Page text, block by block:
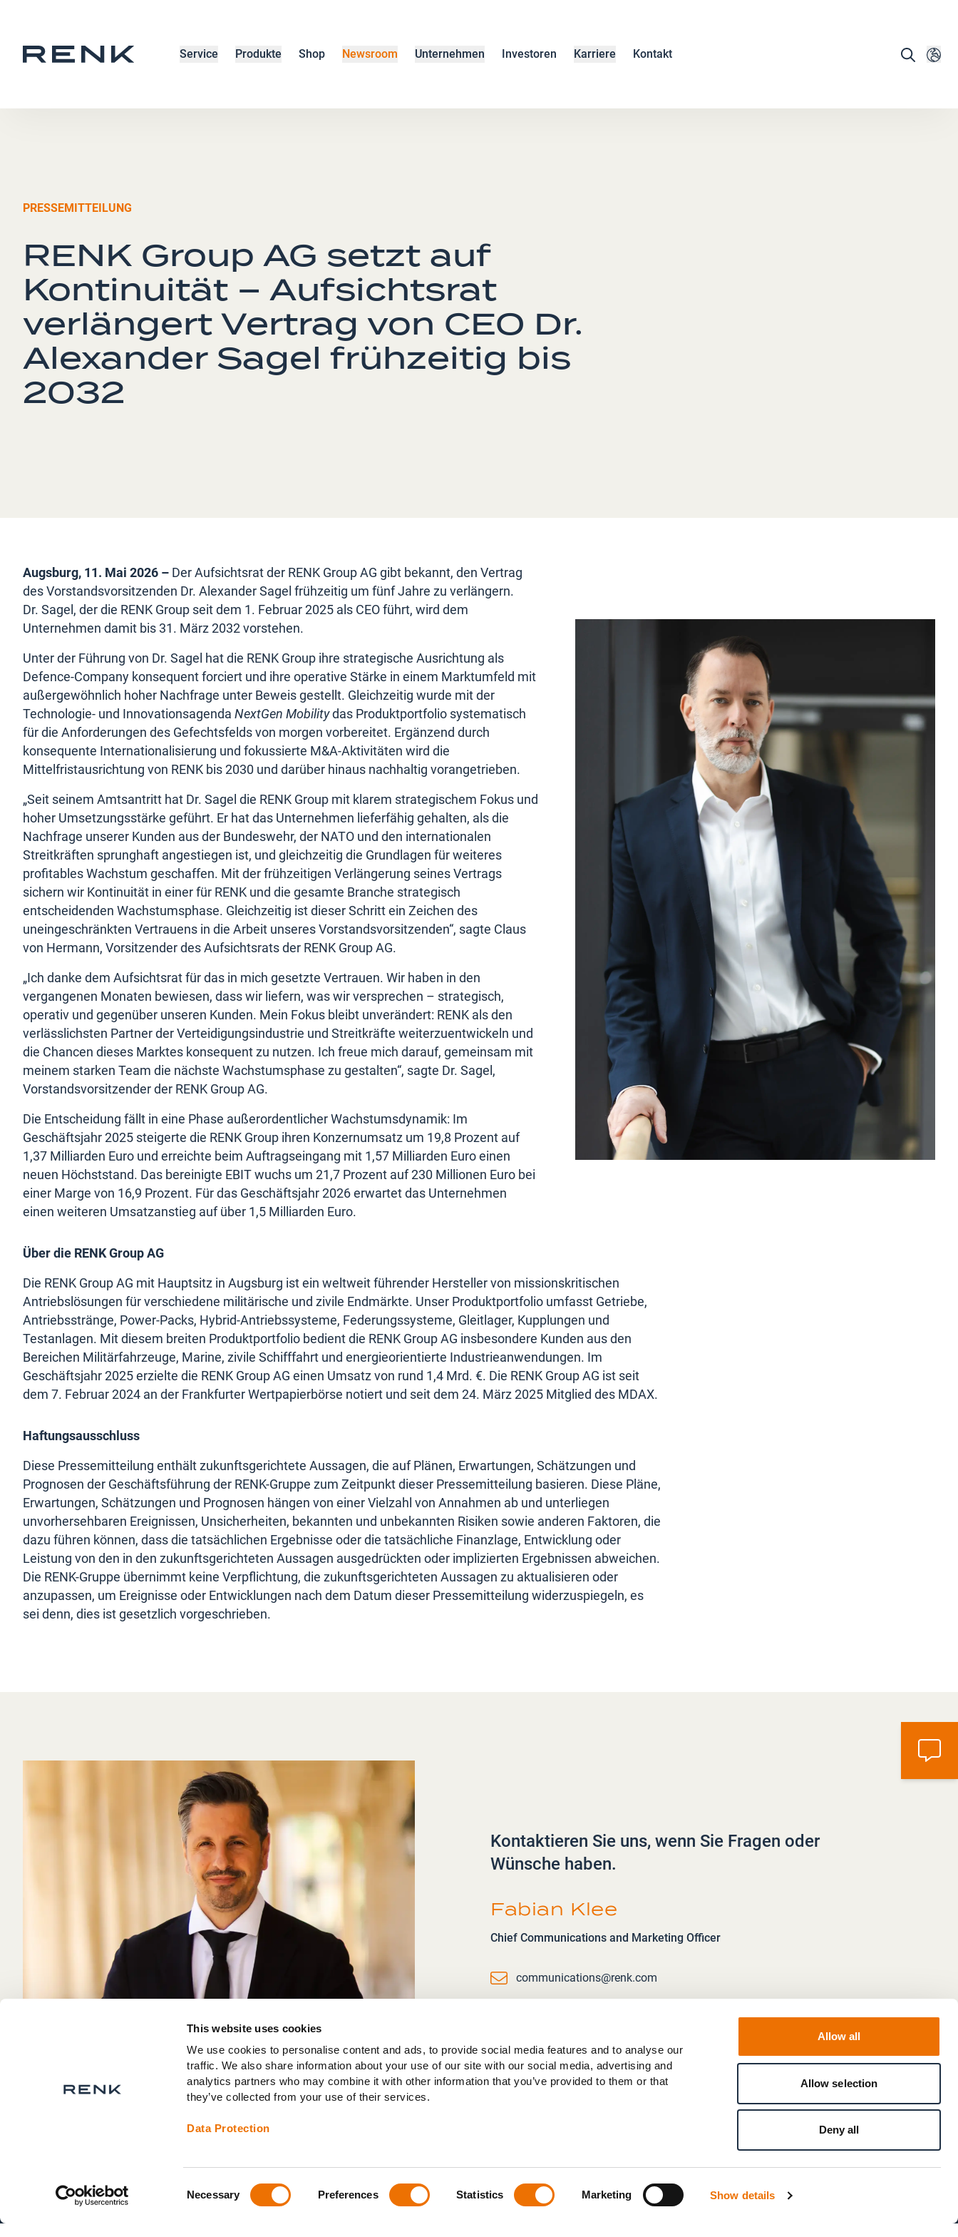
This website uses cookies
We use cookies to personalise content and ads, to provide social media features and to analyse our
traffic. We also share information about your use of our site with our social media, advertising and
analytics partners who may combine it with other information that you’ve provided to them or that
they’ve collected from your use of their services.
Data Protection
Necessary Preferences Statistics Marketing Show details
Allow all
Allow selection
Deny all
Service Produkte Shop Newsroom Unternehmen Investoren Karriere Kontakt
PRESSEMITTEILUNG
RENK Group AG setzt auf
Kontinuität – Aufsichtsrat
verlängert Vertrag von CEO Dr.
Alexander Sagel frühzeitig bis
2032
Augsburg, 11. Mai 2026 – Der Aufsichtsrat der RENK Group AG gibt bekannt, den Vertrag
des Vorstandsvorsitzenden Dr. Alexander Sagel frühzeitig um fünf Jahre zu verlängern.
Dr. Sagel, der die RENK Group seit dem 1. Februar 2025 als CEO führt, wird dem
Unternehmen damit bis 31. März 2032 vorstehen.
Unter der Führung von Dr. Sagel hat die RENK Group ihre strategische Ausrichtung als
Defence-Company konsequent forciert und ihre operative Stärke in einem Marktumfeld mit
außergewöhnlich hoher Nachfrage unter Beweis gestellt. Gleichzeitig wurde mit der
Technologie- und Innovationsagenda NextGen Mobilitydas Produktportfolio systematisch
für die Anforderungen des Gefechtsfelds von morgen vorbereitet. Ergänzend durch
konsequente Internationalisierung und fokussierte M&A-Aktivitäten wird die
Mittelfristausrichtung von RENK bis 2030 und darüber hinaus nachhaltig vorangetrieben.
„Seit seinem Amtsantritt hat Dr. Sagel die RENK Group mit klarem strategischem Fokus und
hoher Umsetzungsstärke geführt. Er hat das Unternehmen lieferfähig gehalten, als die
Nachfrage unserer Kunden aus der Bundeswehr, der NATO und den internationalen
Streitkräften sprunghaft angestiegen ist, und gleichzeitig die Grundlagen für weiteres
profitables Wachstum geschaffen. Mit der frühzeitigen Verlängerung seines Vertrags
sichern wir Kontinuität in einer für RENK und die gesamte Branche strategisch
entscheidenden Wachstumsphase. Gleichzeitig ist dieser Schritt ein Zeichen des
uneingeschränkten Vertrauens in die Arbeit unseres Vorstandsvorsitzenden“, sagte Claus
von Hermann, Vorsitzender des Aufsichtsrats der RENK Group AG.
„Ich danke dem Aufsichtsrat für das in mich gesetzte Vertrauen. Wir haben in den
vergangenen Monaten bewiesen, dass wir liefern, was wir versprechen – strategisch,
operativ und gegenüber unseren Kunden. Mein Fokus bleibt unverändert: RENK als den
verlässlichsten Partner der Verteidigungsindustrie und Streitkräfte weiterzuentwickeln und
die Chancen dieses Marktes konsequent zu nutzen. Ich freue mich darauf, gemeinsam mit
meinem starken Team die nächste Wachstumsphase zu gestalten“, sagte Dr. Sagel,
Vorstandsvorsitzender der RENK Group AG.
Die Entscheidung fällt in eine Phase außerordentlicher Wachstumsdynamik: Im
Geschäftsjahr 2025 steigerte die RENK Group ihren Konzernumsatz um 19,8 Prozent auf
1,37 Milliarden Euro und erreichte beim Auftragseingang mit 1,57 Milliarden Euro einen
neuen Höchststand. Das bereinigte EBIT wuchs um 21,7 Prozent auf 230 Millionen Euro bei
einer Marge von 16,9 Prozent. Für das Geschäftsjahr 2026 erwartet das Unternehmen
einen weiteren Umsatzanstieg auf über 1,5 Milliarden Euro.
Über die RENK Group AG
Die RENK Group AG mit Hauptsitz in Augsburg ist ein weltweit führender Hersteller von missionskritischen
Antriebslösungen für verschiedene militärische und zivile Endmärkte. Unser Produktportfolio umfasst Getriebe,
Antriebsstränge, Power-Packs, Hybrid-Antriebssysteme, Federungssysteme, Gleitlager, Kupplungen und
Testanlagen. Mit diesem breiten Produktportfolio bedient die RENK Group AG insbesondere Kunden aus den
Bereichen Militärfahrzeuge, Marine, zivile Schifffahrt und energieorientierte Industrieanwendungen. Im
Geschäftsjahr 2025 erzielte die RENK Group AG einen Umsatz von rund 1,4 Mrd. €. Die RENK Group AG ist seit
dem 7. Februar 2024 an der Frankfurter Wertpapierbörse notiert und seit dem 24. März 2025 Mitglied des MDAX.
Haftungsausschluss
Diese Pressemitteilung enthält zukunftsgerichtete Aussagen, die auf Plänen, Erwartungen, Schätzungen und
Prognosen der Geschäftsführung der RENK-Gruppe zum Zeitpunkt dieser Pressemitteilung basieren. Diese Pläne,
Erwartungen, Schätzungen und Prognosen hängen von einer Vielzahl von Annahmen ab und unterliegen
unvorhersehbaren Ereignissen, Unsicherheiten, bekannten und unbekannten Risiken sowie anderen Faktoren, die
dazu führen können, dass die tatsächlichen Ergebnisse oder die tatsächliche Finanzlage, Entwicklung oder
Leistung von den in den zukunftsgerichteten Aussagen ausgedrückten oder implizierten Ergebnissen abweichen.
Die RENK-Gruppe übernimmt keine Verpflichtung, die zukunftsgerichteten Aussagen zu aktualisieren oder
anzupassen, um Ereignisse oder Entwicklungen nach dem Datum dieser Pressemitteilung widerzuspiegeln, es
sei denn, dies ist gesetzlich vorgeschrieben.
Kontaktieren Sie uns, wenn Sie Fragen oder
Wünsche haben.
Fabian Klee
Chief Communications and Marketing Officer
Emailcommunications@renk.com